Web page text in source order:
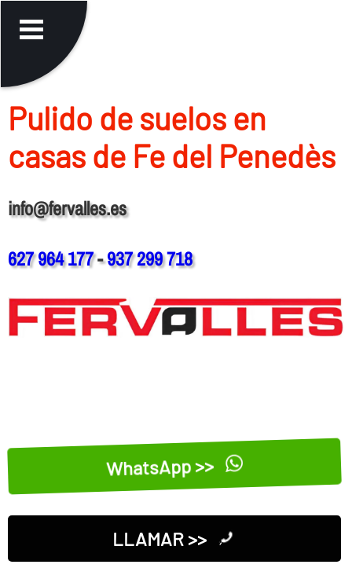
Pulido de suelos en
casas de Fe del Penedès
info@fervalles.es
627 964 177-937 299 718
WhatsApp >>
LLAMAR >>